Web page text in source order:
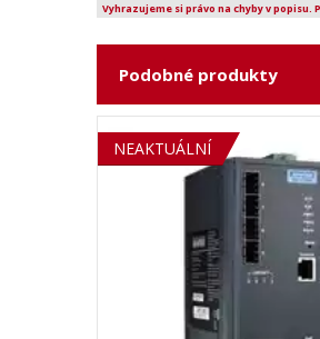
Vyhrazujeme si právo na chyby v
Podobné produkty
NEAKTUÁLNÍ